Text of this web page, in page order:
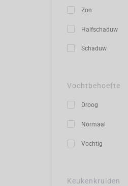
Zon
Halfschaduw
Schaduw
Vochtbehoefte
Droog
Normaal
Vochtig
Keukenkruiden